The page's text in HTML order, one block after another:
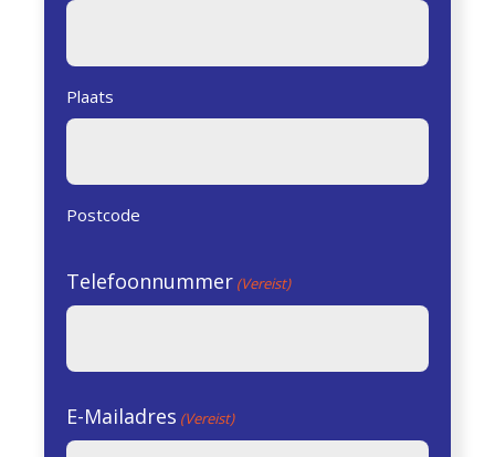
Plaats
Postcode
Telefoonnummer (Vereist)
E-Mailadres (Vereist)